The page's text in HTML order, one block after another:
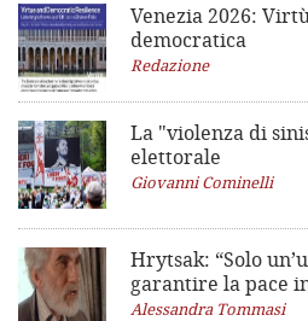
Venezia 2026:
democratica
Redazione
La "violenza di
elettorale
Giovanni Cominelli
Hrytsak: “Solo
garantire la pace
Alessandra Tommasi